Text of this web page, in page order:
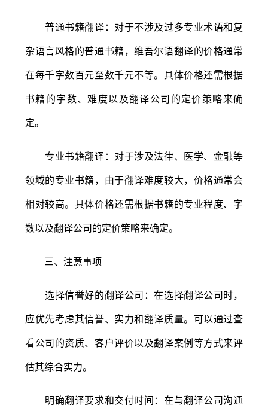
普通书籍翻译：对于不涉及过多专业术语和复
杂语言风格的普通书籍，维吾尔语翻译的价格通常
在每千字数百元至数千元不等。具体价格还需根据
书籍的字数、难度以及翻译公司的定价策略来确
定。
专业书籍翻译：对于涉及法律、医学、金融等
领域的专业书籍，由于翻译难度较大，价格通常会
相对较高。具体价格还需根据书籍的专业程度、字
数以及翻译公司的定价策略来确定。
三、注意事项
选择信誉好的翻译公司：在选择翻译公司时，
应优先考虑其信誉、实力和翻译质量。可以通过查
看公司的资质、客户评价以及翻译案例等方式来评
估其综合实力。
明确翻译要求和交付时间：在与翻译公司沟通